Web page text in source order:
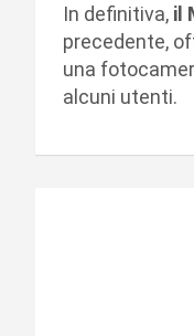
In definitiva, il
precedente,
una
alcuni utenti.